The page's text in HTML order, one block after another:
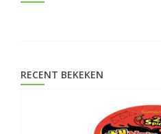
RECENT BEKEKEN